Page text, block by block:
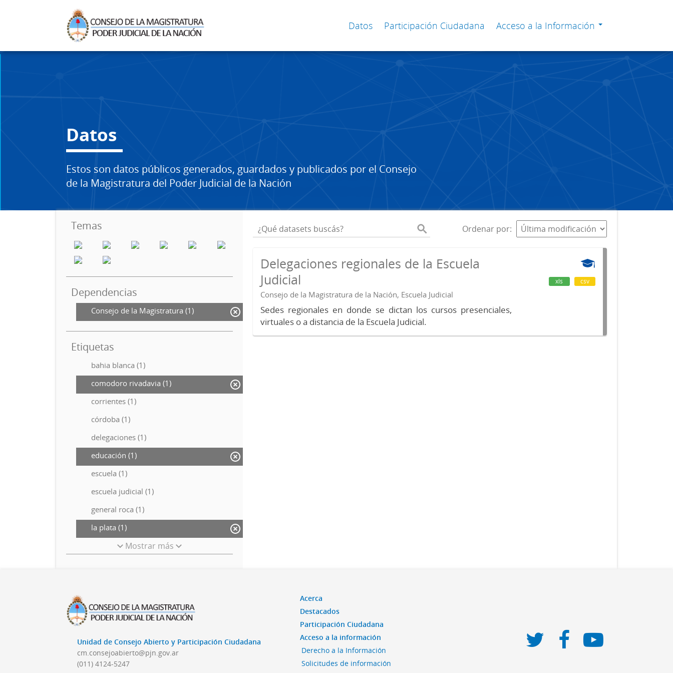
Datos Participación Ciudadana Acceso a la Información
Datos
Estos son datos públicos generados, guardados y publicados por el Consejo
de la Magistratura del Poder Judicial de la Nación
Temas
Dependencias
Consejo de la Magistratura (1)
Etiquetas
bahia blanca (1)
comodoro rivadavia (1)
corrientes (1)
córdoba (1)
delegaciones (1)
educación (1)
escuela (1)
escuela judicial (1)
general roca (1)
la plata (1)
Mostrar más
Ordenar por
Delegaciones regionales de la Escuela
Judicial
Consejo de la Magistratura de la Nación, Escuela Judicial
Sedes regionales en donde se dictan los cursos presenciales,
virtuales o a distancia de la Escuela Judicial.
xls csv
Unidad de Consejo Abierto y Participación Ciudadana
cm.consejoabierto@pjn.gov.ar
(011) 4124-5247
Acerca
Destacados
Participación Ciudadana
Acceso a la información
Derecho a la Información
Solicitudes de información